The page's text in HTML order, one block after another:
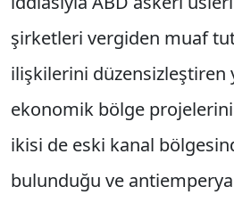
şirketleri vergiden muaf
ilişkilerini düzensizleştiren
ekonomik bölge
ikisi de eski kanal
bulunduğu ve